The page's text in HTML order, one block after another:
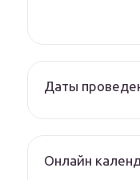
Даты
Онлайн